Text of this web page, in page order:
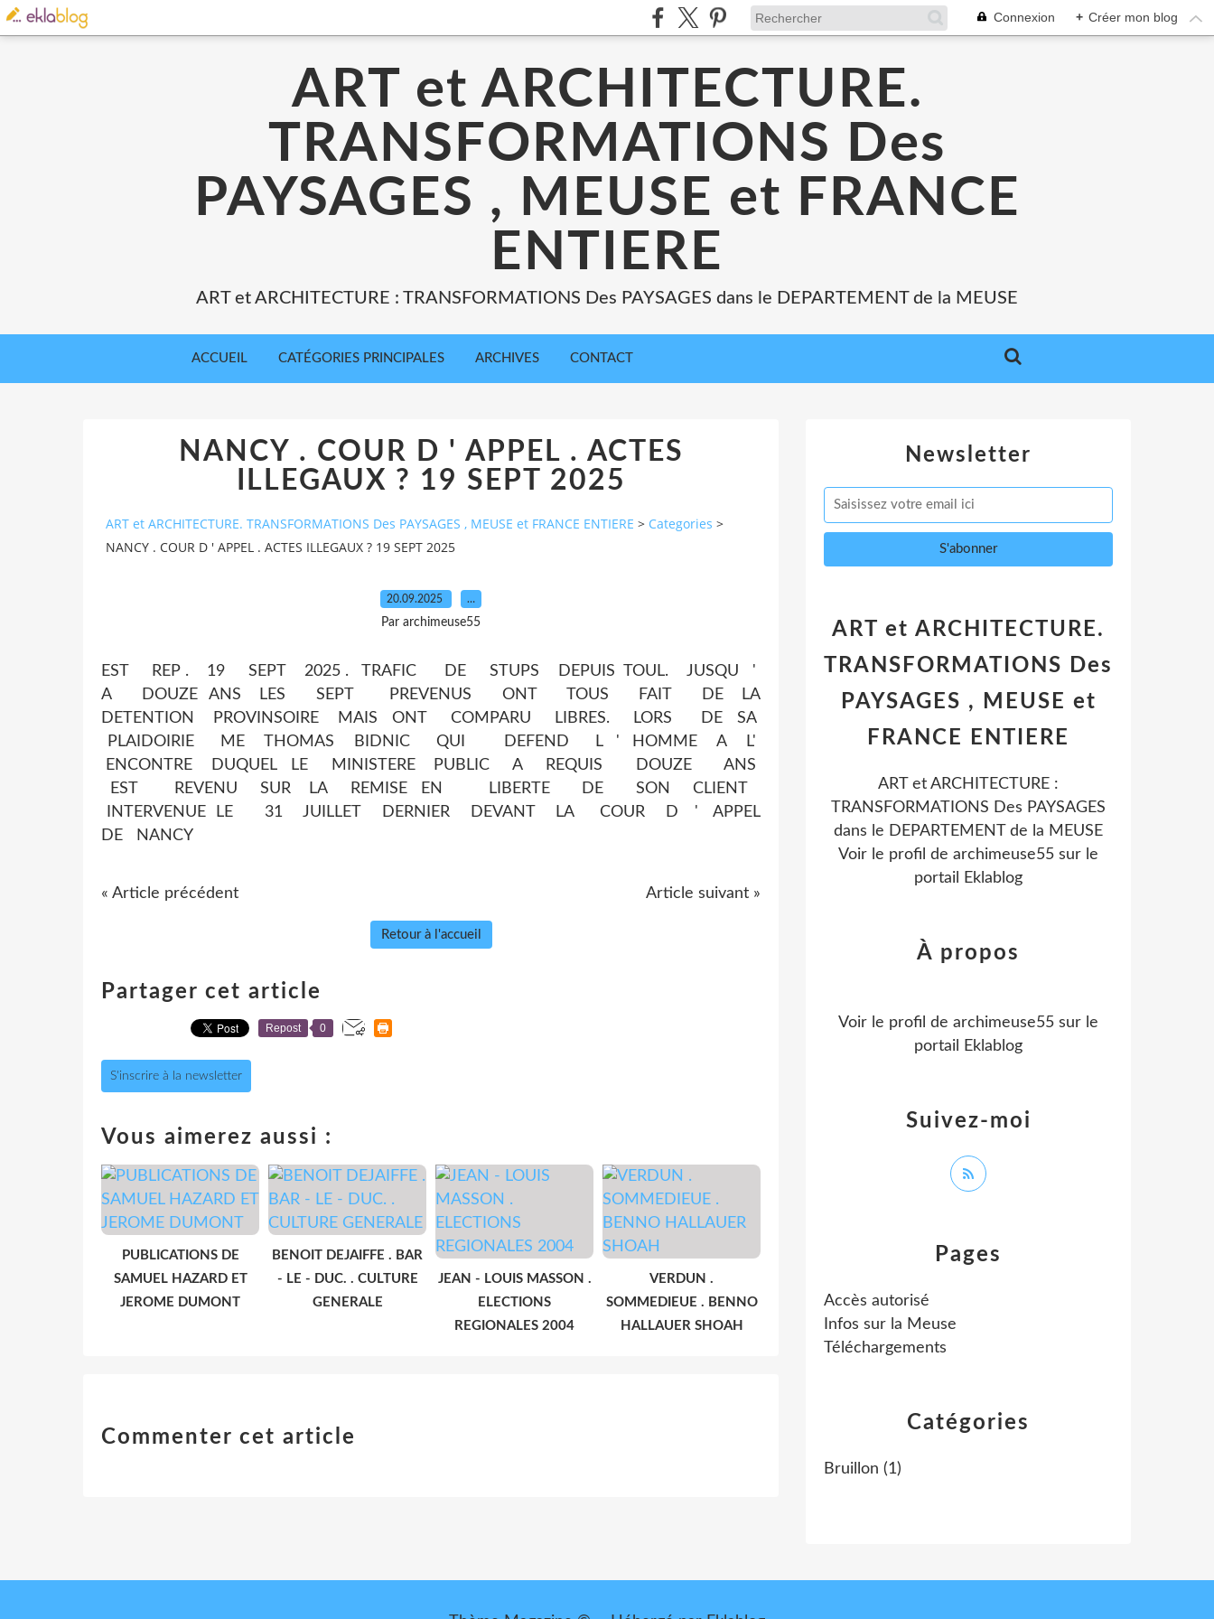
Connexion + Créer mon blog
ART et ARCHITECTURE.
TRANSFORMATIONS Des
PAYSAGES , MEUSE et FRANCE
ENTIERE
ART et ARCHITECTURE : TRANSFORMATIONS Des PAYSAGES dans le DEPARTEMENT de la MEUSE
ACCUEIL CATÉGORIES PRINCIPALES ARCHIVES CONTACT
NANCY . COUR D ' APPEL . ACTES
ILLEGAUX ? 19 SEPT 2025
ART et ARCHITECTURE. TRANSFORMATIONS Des PAYSAGES , MEUSE et FRANCE ENTIERE > Categories >
NANCY . COUR D ' APPEL . ACTES ILLEGAUX ? 19 SEPT 2025
20.09.2025 …
Par archimeuse55
EST REP . 19 SEPT 2025 . TRAFIC DE STUPS DEPUIS TOUL. JUSQU '
A DOUZE ANS LES SEPT PREVENUS ONT TOUS FAIT DE LA
DETENTION PROVINSOIRE MAIS ONT COMPARU LIBRES. LORS DE SA
PLAIDOIRIE ME THOMAS BIDNIC QUI DEFEND L ' HOMME A L'
ENCONTRE DUQUEL LE MINISTERE PUBLIC A REQUIS DOUZE ANS
EST REVENU SUR LA REMISE EN LIBERTE DE SON CLIENT
INTERVENUE LE 31 JUILLET DERNIER DEVANT LA COUR D ' APPEL
DE NANCY
« Article précédent Article suivant »
Retour à l'accueil
Partager cet article
Repost 0
S'inscrire à la newsletter
Vous aimerez aussi :
PUBLICATIONS DE
SAMUEL HAZARD ET
JEROME DUMONT
BENOIT DEJAIFFE . BAR
- LE - DUC. . CULTURE
GENERALE
JEAN - LOUIS MASSON .
ELECTIONS
REGIONALES 2004
VERDUN .
SOMMEDIEUE . BENNO
HALLAUER SHOAH
Commenter cet article
Newsletter
Catégories
Bruillon (1)
Pages
Accès autorisé
Infos sur la Meuse
Téléchargements
ART et ARCHITECTURE.
TRANSFORMATIONS Des
PAYSAGES , MEUSE et
FRANCE ENTIERE
ART et ARCHITECTURE :
TRANSFORMATIONS Des PAYSAGES
dans le DEPARTEMENT de la MEUSE
Voir le profil de archimeuse55 sur le
portail Eklablog
Suivez-moi
À propos
Voir le profil de archimeuse55 sur le
portail Eklablog